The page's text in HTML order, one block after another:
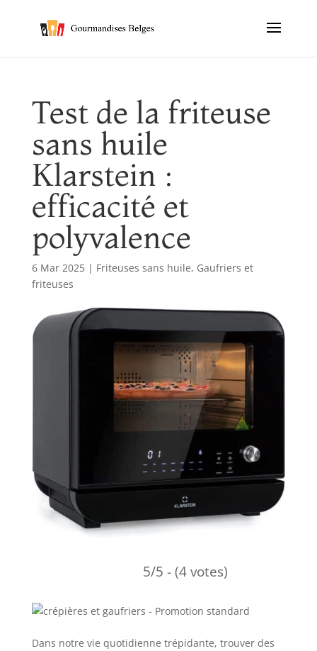
Test de la friteuse
sans huile
Klarstein :
efficacité et
polyvalence
6 Mar 2025| Friteuses sans huile, Gaufriers et
friteuses
5/5 - (4 votes)
Dans notre vie quotidienne trépidante, trouver des